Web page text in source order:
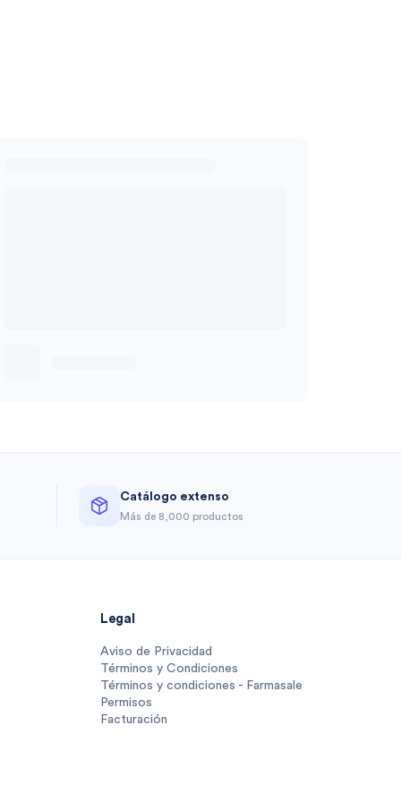
Catálogo extenso
Más de 8,000 productos
Legal
Aviso de Privacidad
Términos y Condiciones
Términos y condiciones - Farmasale
Permisos
Facturación